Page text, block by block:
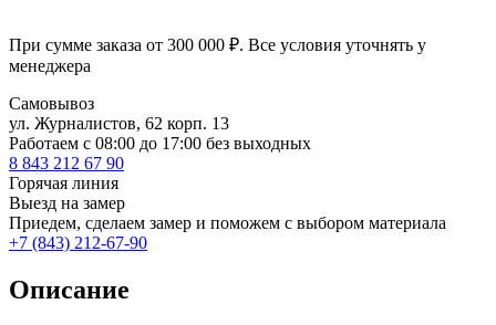
При сумме заказа от 300 000 ₽. Все условия уточнять у
менеджера
Самовывоз
ул. Журналистов, 62 корп. 13
Работаем c 08:00 до 17:00 без выходных
8 843 212 67 90
Горячая линия
Выезд на замер
Приедем, сделаем замер и поможем с выбором материала
+7 (843) 212-67-90
Описание